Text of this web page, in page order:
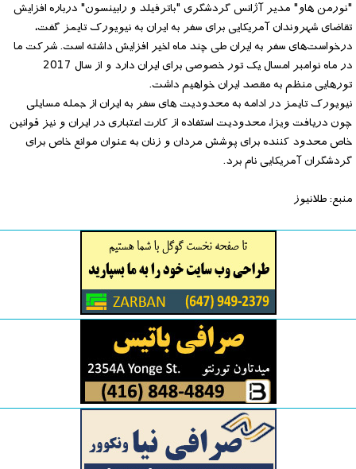
"نورمن هاو" مدیر آژانس گردشگری "باترفیلد و رابینسون" درباره افزایش
تقاضای شهروندان آمریکایی برای سفر به ایران به نیویورک تایمز گفت،
درخواست‌های سفر به ایران طی چند ماه اخیر افزایش داشته است. شرکت ما
در ماه نوامبر امسال یک تور خصوصی برای ایران دارد و از سال 2017
تورهایی منظم به مقصد ایران خواهیم داشت.
نیویورک تایمز در ادامه به محدودیت های سفر به ایران از جمله مسایلی
چون دریافت ویزا، محدودیت استفاده از کارت اعتباری در ایران و نیز قوانین
خاص محدود کننده برای پوشش مردان و زنان به عنوان موانع خاص برای
گردشگران آمریکایی نام برد.
منبع: طلانیوز